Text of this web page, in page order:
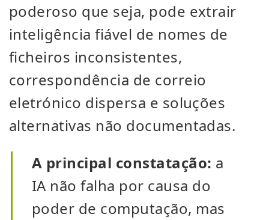
poderoso que seja, pode extrair
inteligência fiável de nomes de
ficheiros inconsistentes,
correspondência de correio
eletrónico dispersa e soluções
alternativas não documentadas.
A principal constatação: a
IA não falha por causa do
poder de computação, mas